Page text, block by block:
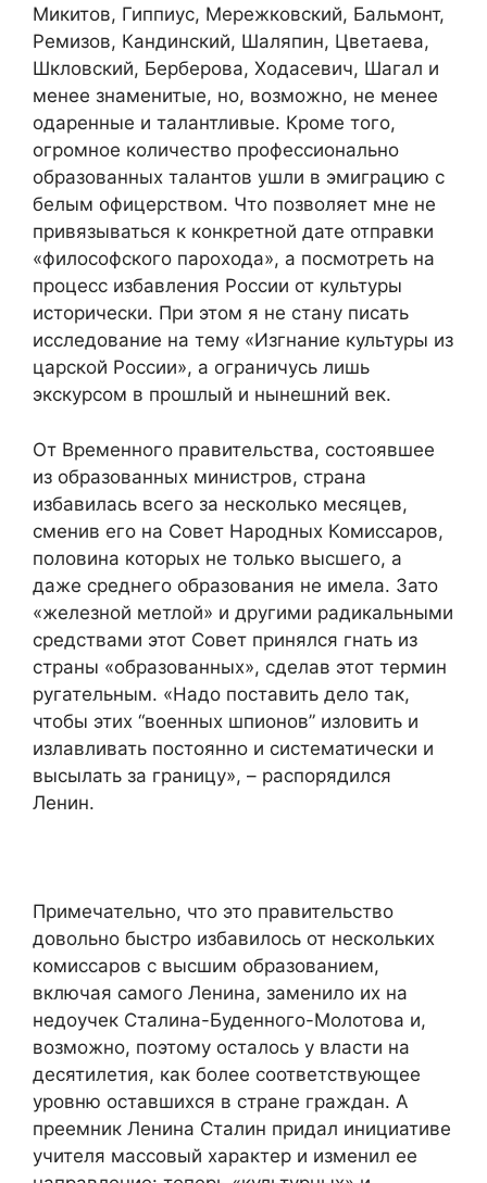
Микитов, Гиппиус, Мережковский, Бальмонт,
Ремизов, Кандинский, Шаляпин, Цветаева,
Шкловский, Берберова, Ходасевич, Шагал и
менее знаменитые, но, возможно, не менее
одаренные и талантливые. Кроме того,
огромное количество профессионально
образованных талантов ушли в эмиграцию с
белым офицерством. Что позволяет мне не
привязываться к конкретной дате отправки
«философского парохода», а посмотреть на
процесс избавления России от культуры
исторически. При этом я не стану писать
исследование на тему «Изгнание культуры из
царской России», а ограничусь лишь
экскурсом в прошлый и нынешний век.
От Временного правительства, состоявшее
из образованных министров, страна
избавилась всего за несколько месяцев,
сменив его на Совет Народных Комиссаров,
половина которых не только высшего, а
даже среднего образования не имела. Зато
«железной метлой» и другими радикальными
средствами этот Совет принялся гнать из
страны «образованных», сделав этот термин
ругательным. «Надо поставить дело так,
чтобы этих “военных шпионов” изловить и
излавливать постоянно и систематически и
высылать за границу», – распорядился
Ленин.
Примечательно, что это правительство
довольно быстро избавилось от нескольких
комиссаров с высшим образованием,
включая самого Ленина, заменило их на
недоучек Сталина-Буденного-Молотова и,
возможно, поэтому осталось у власти на
десятилетия, как более соответствующее
уровню оставшихся в стране граждан. А
преемник Ленина Сталин придал инициативе
учителя массовый характер и изменил ее